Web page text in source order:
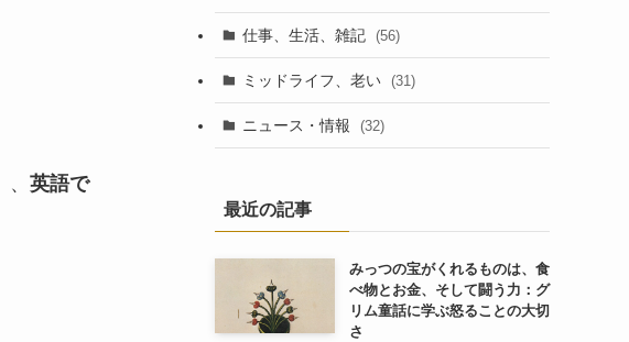
、 英語で
仕事、生活、雑記 (56)
ミッドライフ、老い (31)
ニュース・情報 (32)
最近の記事
みっつの宝がくれるものは、食
べ物とお金、そして闘う力：グ
リム童話に学ぶ怒ることの大切
さ